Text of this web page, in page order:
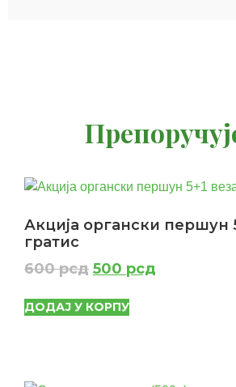
Акција органски першун
гратис
600рсд 500 рсд
ДОДАЈ У КОРПУ